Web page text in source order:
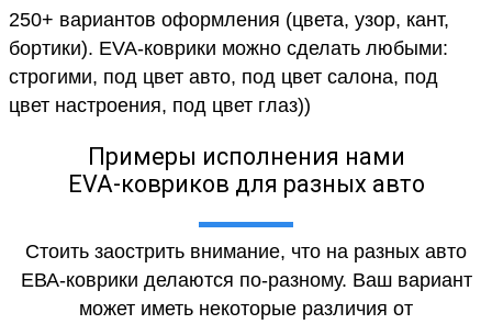
250+ вариантов оформления (цвета, узор, кант,
бортики). EVA-коврики можно сделать любыми:
строгими, под цвет авто, под цвет салона, под
цвет настроения, под цвет глаз))
Примеры исполнения нами
EVA-ковриков для разных авто
Стоить заострить внимание, что на разных авто
ЕВА-коврики делаются по-разному. Ваш вариант
может иметь некоторые различия от